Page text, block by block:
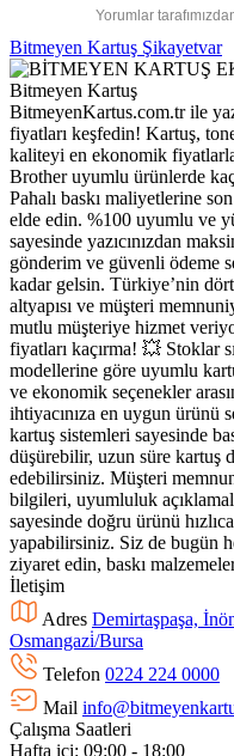
Yorumlar
Bitmeyen Kartuş Şikayetvar
BitmeyenKartus.com.tr ile
fiyatları keşfedin! Kartuş,
kaliteyi en ekonomik
Brother uyumlu ürünlerde
Pahalı baskı maliyetlerine
elde edin. %100 uyumlu ve
sayesinde yazıcınızdan
gönderim ve güvenli ödeme
kadar gelsin. Türkiye’nin
altyapısı ve müşteri
mutlu müşteriye hizmet
fiyatları kaçırma! 💥 Stoklar
modellerine göre uyumlu
ve ekonomik seçenekler
ihtiyacınıza en uygun ürünü
kartuş sistemleri sayesinde
düşürebilir, uzun süre kartuş
edebilirsiniz. Müşteri
bilgileri, uyumluluk
sayesinde doğru ürünü
yapabilirsiniz. Siz de bugün
ziyaret edin, baskı
İletişim
Adres Demirtaşpaşa,
Osmangazi̇/Bursa
Telefon 0224 224 0000
Mail
Çalışma Saatleri
Hafta içi: 09:00 - 18:00